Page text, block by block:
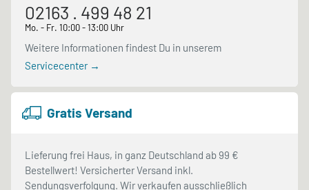
02163 . 499 48 21
Mo. - Fr. 10:00 - 13:00 Uhr
Weitere Informationen findest Du in unserem
Servicecenter →
Gratis Versand
Lieferung frei Haus, in ganz Deutschland ab 99 €
Bestellwert! Versicherter Versand inkl.
Sendungsverfolgung. Wir verkaufen ausschließlich